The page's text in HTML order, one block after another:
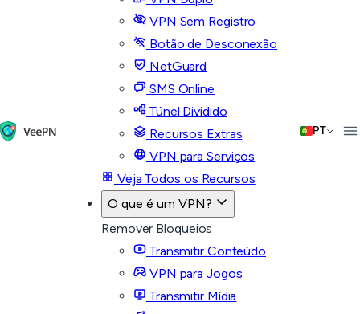
VPN Sem Registro
Botão de Desconexão
NetGuard
SMS Online
Túnel Dividido
Recursos Extras
VPN para Serviços
Veja Todos os Recursos
O que é um VPN?
Remover Bloqueios
Transmitir Conteúdo
VPN para Jogos
Transmitir Mídia
PT